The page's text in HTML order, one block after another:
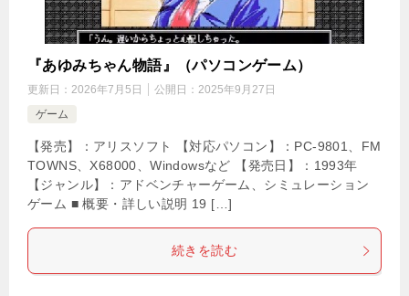
『あゆみちゃん物語』（パソコンゲーム）
更新日： 2026年7月5日 公開日： 2025年9月27日
ゲーム
【発売】：アリスソフト 【対応パソコン】：PC-9801、FM
TOWNS、X68000、Windowsなど 【発売日】：1993年
【ジャンル】：アドベンチャーゲーム、シミュレーション
ゲーム ■ 概要・詳しい説明 19 […]
続きを読む